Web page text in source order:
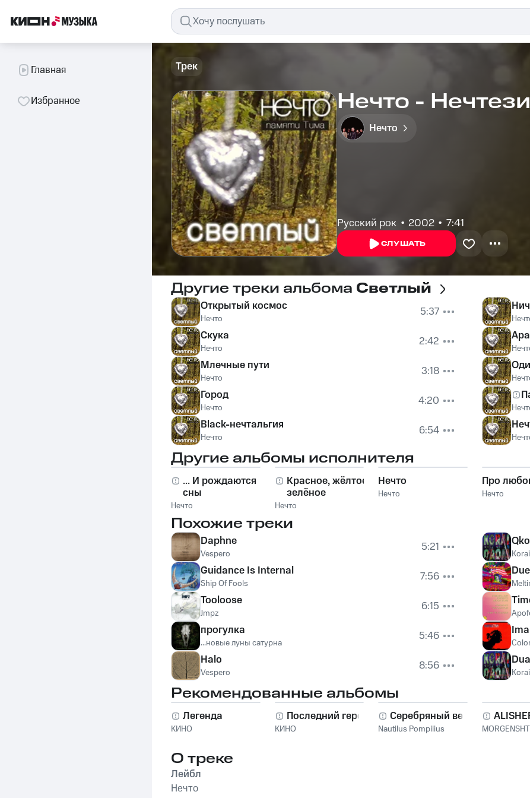
Главная
Избранное
Трек
Нечто - Нечтези
Нечто
Русский рок 2002 7:41
СЛУШАТЬ
Другие треки альбома Светлый
Открытый космос
Нечто
5:37
Скука
Нечто
2:42
Млечные пути
Нечто
3:18
Город
Нечто
4:20
Black-нечтальгия
Нечто 6:54
Другие альбомы исполнителя
... И рождаются
сны
Нечто
Красное, жёлтое,
зелёное
Нечто
Нечто
Нечто
Про
Нечто
Похожие треки
Daphne
Vespero
5:21
Guidance Is Internal
Ship Of Fools
7:56
Tooloose
Jmpz
6:15
прогулка
...новые луны сатурна
5:46
Halo
Vespero 8:56
Рекомендованные альбомы
Легенда
КИНО
Последний герой
КИНО
Серебряный век
Nautilus Pompilius
О треке
Лейбл
Нечто